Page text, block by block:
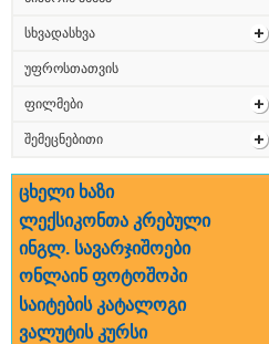
სხვადასხვა
უფროსთათვის
ფილმები
შემეცნებითი
ცხელი ხაზი
ლექსიკონთა კრებული
ინგლ. სავარჯიშოები
ონლაინ ფოტოშოპი
საიტების კატალოგი
ვალუტის კურსი